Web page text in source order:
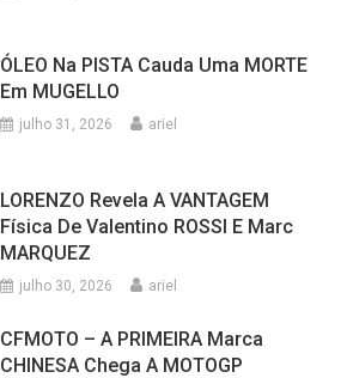
ÓLEO Na PISTA Cauda Uma MORTE
Em MUGELLO
julho 31, 2026 ariel
LORENZO Revela A VANTAGEM
Física De Valentino ROSSI E Marc
MARQUEZ
julho 30, 2026 ariel
CFMOTO – A PRIMEIRA Marca
CHINESA Chega A MOTOGP